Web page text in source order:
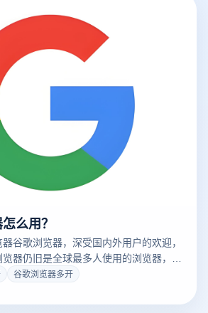
么用？
谷歌浏览器，深受国内外用户的欢迎，
器仍旧是全球最多人使用的浏览器，很
来完成日常的搜索，访问，寻找为生活解
此期间很多人会有多开谷歌浏览器的需
歌浏览器窗口的方法呢?
谷歌浏览器多开